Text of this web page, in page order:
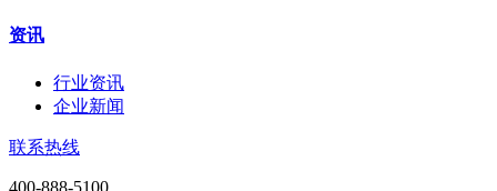
资讯
行业资讯
企业新闻
联系热线
400-888-5100